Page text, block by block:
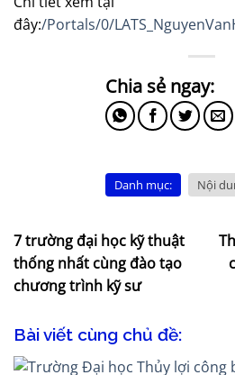
đây:/Portals/0/
Danh mục: Nội
7 trường đại học kỹ thuật
thống nhất cùng đào tạo
chương trình kỹ sư
Bài viết cùng chủ đề: